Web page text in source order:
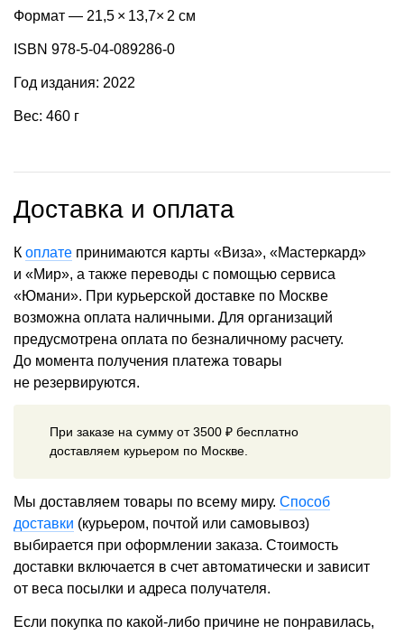
Формат — 21,5 × 13,7× 2 см
ISBN 978-5-04-089286-0
Год издания: 2022
Вес: 460 г
Доставка и оплата
К оплате принимаются карты «Виза», «Мастеркард»
и «Мир», а также переводы с помощью сервиса
«Юмани». При курьерской доставке по Москве
возможна оплата наличными. Для организаций
предусмотрена оплата по безналичному расчету.
До момента получения платежа товары
не резервируются.
При заказе на сумму от 3500 ₽ бесплатно
доставляем курьером по Москве.
Мы доставляем товары по всему миру. Способ
доставки (курьером, почтой или самовывоз)
выбирается при оформлении заказа. Стоимость
доставки включается в счет автоматически и зависит
от веса посылки и адреса получателя.
Если покупка по какой-либо причине не понравилась,